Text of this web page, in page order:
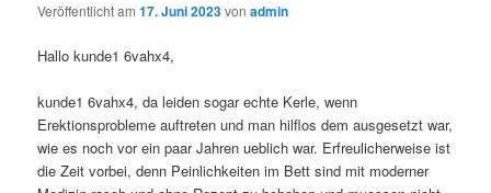
Veröffentlicht am17. Juni 2023vonadmin
Hallo kunde1 6vahx4,
kunde1 6vahx4, da leiden sogar echte Kerle, wenn
Erektionsprobleme auftreten und man hilflos dem ausgesetzt war,
wie es noch vor ein paar Jahren ueblich war. Erfreulicherweise ist
die Zeit vorbei, denn Peinlichkeiten im Bett sind mit moderner